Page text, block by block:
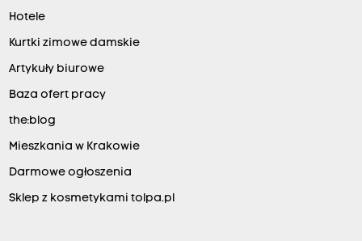
Hotele
Kurtki zimowe damskie
Artykuły biurowe
Baza ofert pracy
the:blog
Mieszkania w Krakowie
Darmowe ogłoszenia
Sklep z kosmetykami tolpa.pl